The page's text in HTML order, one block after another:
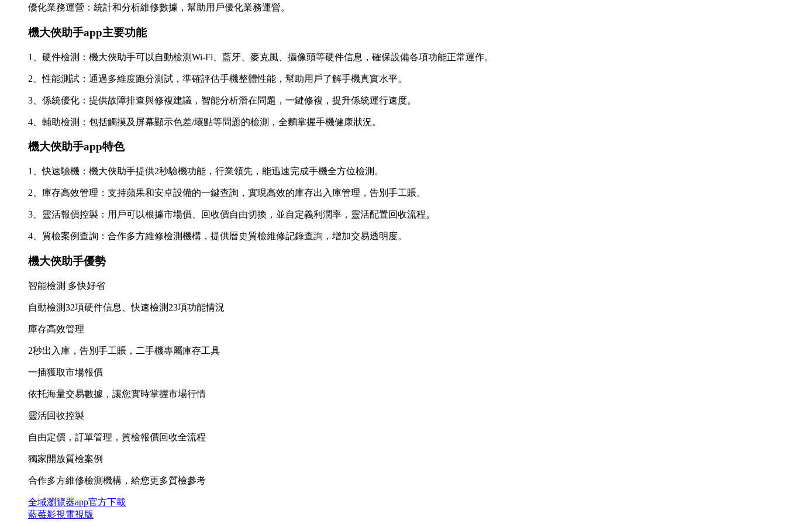
優化業務運營：統計和分析維修數據，幫助用戶優化業務運營。
機大俠助手app主要功能
1、硬件檢測：機大俠助手可以自動檢測Wi-Fi、藍牙、麥克風、攝像頭等硬件信息，確保設備各項功能正常運作。
2、性能測試：通過多維度跑分測試，準確評估手機整體性能，幫助用戶了解手機真實水平。
3、係統優化：提供故障排查與修複建議，智能分析潛在問題，一鍵修複，提升係統運行速度。
4、輔助檢測：包括觸摸及屏幕顯示色差/壞點等問題的檢測，全麵掌握手機健康狀況。
機大俠助手app特色
1、快速驗機：機大俠助手提供2秒驗機功能，行業領先，能迅速完成手機全方位檢測。
2、庫存高效管理：支持蘋果和安卓設備的一鍵查詢，實現高效的庫存出入庫管理，告別手工賬。
3、靈活報價控製：用戶可以根據市場價、回收價自由切換，並自定義利潤率，靈活配置回收流程。
4、質檢案例查詢：合作多方維修檢測機構，提供曆史質檢維修記錄查詢，增加交易透明度。
機大俠助手優勢
智能檢測 多快好省
自動檢測32項硬件信息、快速檢測23項功能情況
庫存高效管理
2秒出入庫，告別手工賬，二手機專屬庫存工具
一插獲取市場報價
依托海量交易數據，讓您實時掌握市場行情
靈活回收控製
自由定價，訂單管理，質檢報價回收全流程
獨家開放質檢案例
合作多方維修檢測機構，給您更多質檢參考
全域瀏覽器app官方下載
藍莓影視電視版